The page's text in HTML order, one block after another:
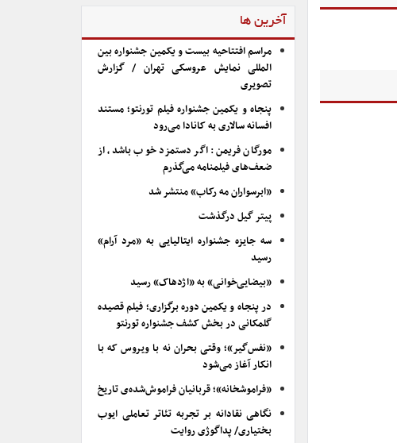
آخرین ها
مراسم افتتاحیه بیست و یکمین جشنواره بین
المللی نمایش عروسکی تهران / گزارش
تصویری
پنجاه و یکمین جشنواره فیلم تورنتو؛ مستند
افسانه سالاری به کانادا می‌رود
مورگان فریمن: اگر دستمزد خوب باشد، از
ضعف‌های فیلمنامه می‌گذرم
«ابرسواران مه رکاب» منتشر شد
پیتر گیل درگذشت
سه جایزه جشنواره ایتالیایی به «مرد آرام»
رسید
«بیضایی‌خوانی» به «اژدهاک» رسید
در پنجاه و یکمین دوره برگزاری؛ فیلم قصیده
گلمکانی در بخش کشف جشنواره تورنتو
«نفس‌گیر»؛ وقتی بحران نه با ویروس که با
انکار آغاز می‌شود
«فراموشخانه»؛ قربانیان فراموش‌شده‌ی تاریخ
نگاهی نقادانه بر تجربه تئاتر تعاملی ایوب
بختیاری/ پداگوژی روایت